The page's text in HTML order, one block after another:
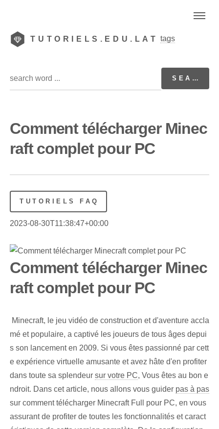
TUTORIELS.EDU.LAT tags
Comment télécharger Minec
raft complet pour PC
TUTORIELS FAQ
2023-08-30T11:38:47+00:00
Comment télécharger Minec
raft complet pour PC
⁣ Minecraft, le jeu vidéo de construction et d'aventure accla
mé et populaire, a captivé les joueurs de tous âges depui
s son lancement en 2009. Si vous ⁤êtes⁢ passionné par cett
e expérience virtuelle amusante et avez hâte d'en profiter
dans toute sa splendeur sur votre PC, Vous êtes au bon e
ndroit. ⁢Dans cet⁢ article, ‌nous allons vous guider pas à pas
sur comment télécharger Minecraft Full pour PC, en vous
assurant de profiter de toutes les fonctionnalités et caract